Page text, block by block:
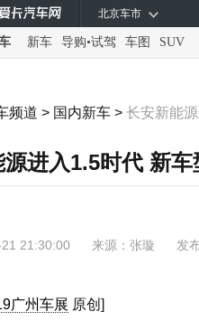
北京车市
新车 导购•试驾 车图 SUV
频道 > 国内新车 > 长安新能
进入1.5时代 新
21:30:00 来源： 张璇 发
广州车展 原创]